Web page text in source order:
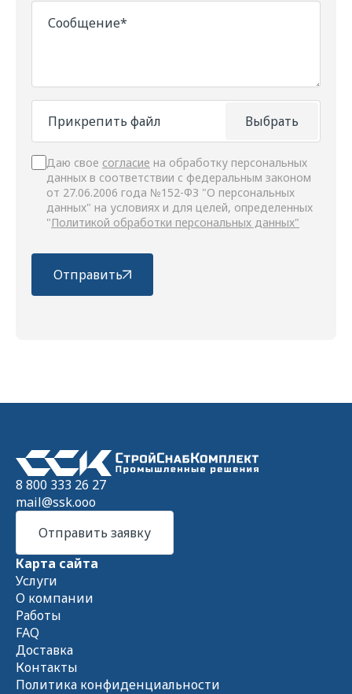
Сообщение*
Выбрать
Прикрепить файл
Даю свое согласие на обработку персональных
данных в соответствии с федеральным законом
от 27.06.2006 года №152-ФЗ "О персональных
данных" на условиях и для целей, определенных
"Политикой обработки персональных данных"
Отправить
8 800 333 26 27
mail@ssk.ooo
Отправить заявку
Карта сайта
Услуги
О компании
Работы
FAQ
Доставка
Контакты
Политика конфиденциальности